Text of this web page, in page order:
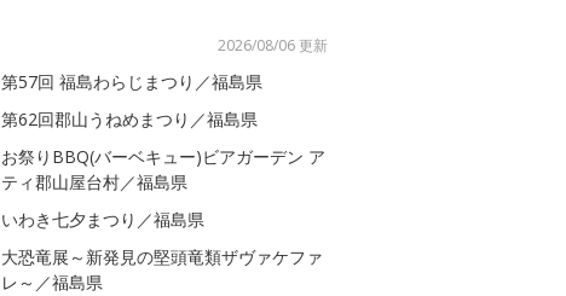
2026/08/06 更新
第57回 福島わらじまつり／福島県
第62回郡山うねめまつり／福島県
お祭りBBQ(バーベキュー)ビアガーデン ア
ティ郡山屋台村／福島県
いわき七夕まつり／福島県
大恐竜展～新発見の堅頭竜類ザヴァケファ
レ～／福島県